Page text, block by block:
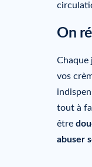
On
Chaque
vos
tout à
être
abuser